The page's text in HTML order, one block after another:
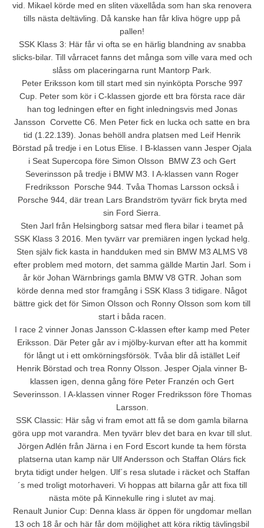
vid. Mikael körde med en sliten växellåda som han ska renovera
tills nästa deltävling. Då kanske han får kliva högre upp på
pallen!
SSK Klass 3: Här får vi ofta se en härlig blandning av snabba
slicks-bilar. Till vårracet fanns det många som ville vara med och
slåss om placeringarna runt Mantorp Park.
Peter Eriksson kom till start med sin nyinköpta Porsche 997
Cup. Peter som kör i C-klassen gjorde ett bra första race där
han tog ledningen efter en fight inledningsvis med Jonas
Jansson  Corvette C6. Men Peter fick en lucka och satte en bra
tid (1.22.139). Jonas behöll andra platsen med Leif Henrik
Börstad på tredje i en Lotus Elise. I B-klassen vann Jesper Ojala
i Seat Supercopa före Simon Olsson  BMW Z3 och Gert
Severinsson på tredje i BMW M3. I A-klassen vann Roger
Fredriksson  Porsche 944. Tvåa Thomas Larsson också i
Porsche 944, där trean Lars Brandström tyvärr fick bryta med
sin Ford Sierra.
Sten Jarl från Helsingborg satsar med flera bilar i teamet på
SSK Klass 3 2016. Men tyvärr var premiären ingen lyckad helg.
Sten själv fick kasta in handduken med sin BMW M3 ALMS V8
efter problem med motorn, det samma gällde Martin Jarl. Som i
år kör Johan Wärnbrings gamla BMW V8 GTR. Johan som
körde denna med stor framgång i SSK Klass 3 tidigare. Något
bättre gick det för Simon Olsson och Ronny Olsson som kom till
start i båda racen.
I race 2 vinner Jonas Jansson C-klassen efter kamp med Peter
Eriksson. Där Peter går av i mjölby-kurvan efter att ha kommit
för långt ut i ett omkörningsförsök. Tvåa blir då istället Leif
Henrik Börstad och trea Ronny Olsson. Jesper Ojala vinner B-
klassen igen, denna gång före Peter Franzén och Gert
Severinsson. I A-klassen vinner Roger Fredriksson före Thomas
Larsson.
SSK Classic: Här såg vi fram emot att få se dom gamla bilarna
göra upp mot varandra. Men tyvärr blev det bara en kvar till slut.
Jörgen Adlén från Järna i en Ford Escort kunde ta hem första
platserna utan kamp när Ulf Andersson och Staffan Olárs fick
bryta tidigt under helgen. Ulf´s resa slutade i räcket och Staffan
´s med troligt motorhaveri. Vi hoppas att bilarna går att fixa till
nästa möte på Kinnekulle ring i slutet av maj.
Renault Junior Cup: Denna klass är öppen för ungdomar mellan
13 och 18 år och här får dom möjlighet att köra riktig tävlingsbil